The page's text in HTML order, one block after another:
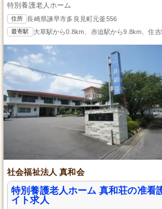
特別養護老人ホーム
住所 長崎県諫早市多良見町元釜556
最寄駅 大草駅から0.8km、赤迫駅から9.8km、住
社会福祉法人 真和会
特別養護老人ホーム 真和荘の准看
イト求人